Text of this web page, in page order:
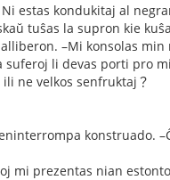
estas kondukitaj al
tuŝas la supron kie
–Mi konsolas min
li devas porti pro
ne velkos senfruktaj？
konstruado.
mi prezentas nian